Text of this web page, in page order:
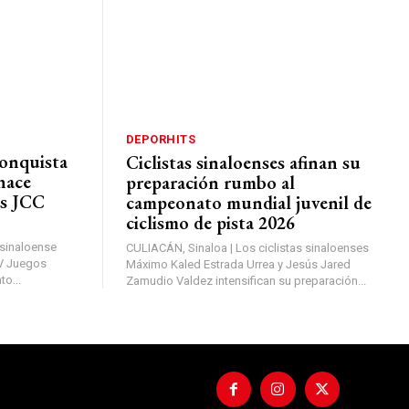
JCC
Juegos
DEPORHITS
Ciclistas sinaloenses afinan su
preparación rumbo al
campeonato mundial juvenil de
ciclismo de pista 2026
CULIACÁN, Sinaloa | Los ciclistas sinaloenses
Máximo Kaled Estrada Urrea y Jesús Jared
Zamudio Valdez intensifican su preparación...